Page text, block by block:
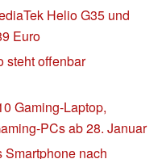
Helio G35 und
Euro
steht offenbar
Gaming-Laptop,
PCs ab 28. Januar
Smartphone nach